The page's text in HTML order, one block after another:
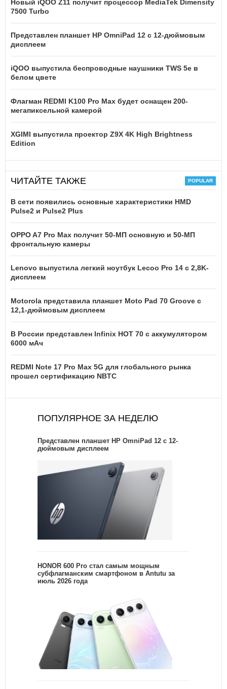
Новый iQOO Z11 получит процессор MediaTek Dimensity
7500 Turbo
Представлен планшет HP OmniPad 12 с 12-дюймовым
дисплеем
iQOO выпустила беспроводные наушники TWS 5e в
белом цвете
Флагман REDMI K100 Pro Max будет оснащен 200-
мегапиксельной камерой
XGIMI выпустила проектор Z9X 4K High Brightness
Edition
ЧИТАЙТЕ ТАКЖЕ
В сети появились основные характеристики HMD
Pulse2 и Pulse2 Plus
OPPO A7 Pro Max получит 50-МП основную и 50-МП
фронтальную камеры
Lenovo выпустила легкий ноутбук Lecoo Pro 14 с 2,8K-
дисплеем
Motorola представила планшет Moto Pad 70 Groove с
12,1-дюймовым дисплеем
В России представлен Infinix HOT 70 с аккумулятором
6000 мАч
REDMI Note 17 Pro Max 5G для глобального рынка
прошел сертификацию NBTC
ПОПУЛЯРНОЕ ЗА НЕДЕЛЮ
Представлен планшет HP OmniPad 12 с 12-
дюймовым дисплеем
HONOR 600 Pro стал самым мощным
субфлагманским смартфоном в Antutu за
июль 2026 года